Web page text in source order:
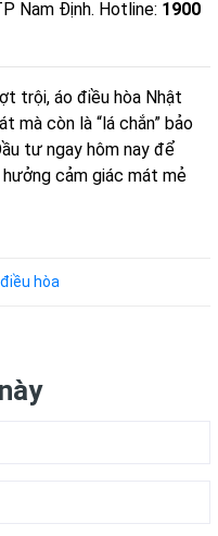
Nam Định. Hotline: 1900
trội, áo điều hòa Nhật
mà còn là “lá chắn” bảo
tư ngay hôm nay để
cảm giác mát mẻ
dài!
hòa